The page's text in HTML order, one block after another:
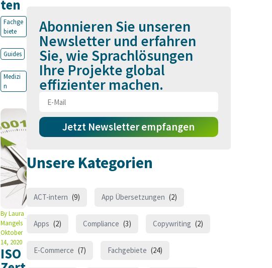
ten
Fachge
biete
Guides
Medizi
n
ByLaura
Mangels
Oktober
14, 2020
ISO
Abonnieren Sie unseren
Newsletter und erfahren
Sie, wie Sprachlösungen
Ihre Projekte global
effizienter machen.
Jetzt Newsletter empfangen
Unsere Kategorien
ACT-intern (9) App Übersetzungen (2)
Apps (2) Compliance (3) Copywriting (2)
E-Commerce (7) Fachgebiete (24)